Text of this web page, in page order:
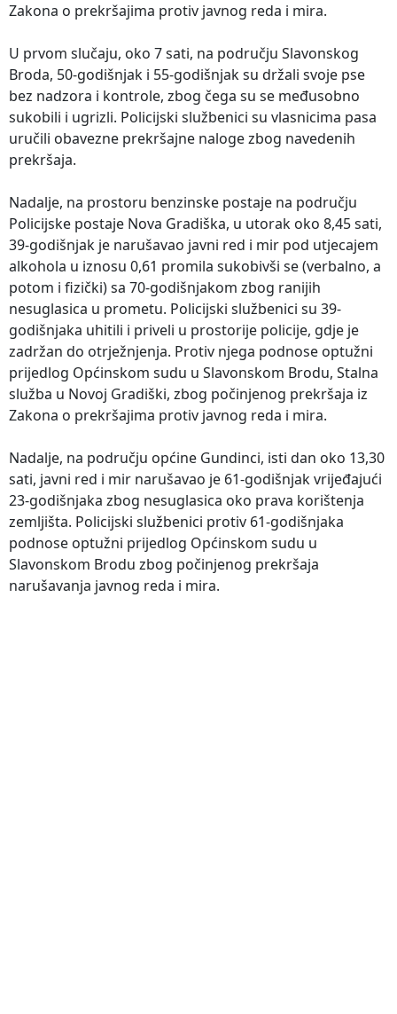
Zakona o prekršajima protiv javnog reda i mira.
U prvom slučaju, oko 7 sati, na području Slavonskog
Broda, 50-godišnjak i 55-godišnjak su držali svoje pse
bez nadzora i kontrole, zbog čega su se međusobno
sukobili i ugrizli. Policijski službenici su vlasnicima pasa
uručili obavezne prekršajne naloge zbog navedenih
prekršaja.
Nadalje, na prostoru benzinske postaje na području
Policijske postaje Nova Gradiška, u utorak oko 8,45 sati,
39-godišnjak je narušavao javni red i mir pod utjecajem
alkohola u iznosu 0,61 promila sukobivši se (verbalno, a
potom i fizički) sa 70-godišnjakom zbog ranijih
nesuglasica u prometu. Policijski službenici su 39-
godišnjaka uhitili i priveli u prostorije policije, gdje je
zadržan do otrježnjenja. Protiv njega podnose optužni
prijedlog Općinskom sudu u Slavonskom Brodu, Stalna
služba u Novoj Gradiški, zbog počinjenog prekršaja iz
Zakona o prekršajima protiv javnog reda i mira.
Nadalje, na području općine Gundinci, isti dan oko 13,30
sati, javni red i mir narušavao je 61-godišnjak vrijeđajući
23-godišnjaka zbog nesuglasica oko prava korištenja
zemljišta. Policijski službenici protiv 61-godišnjaka
podnose optužni prijedlog Općinskom sudu u
Slavonskom Brodu zbog počinjenog prekršaja
narušavanja javnog reda i mira.